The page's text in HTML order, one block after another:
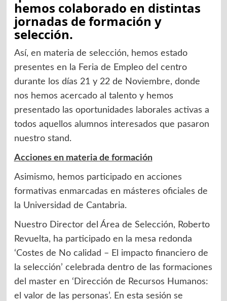
hemos colaborado en distintas
jornadas de formación y
selección.
Así, en materia de selección, hemos estado
presentes en la Feria de Empleo del centro
durante los días 21 y 22 de Noviembre, donde
nos hemos acercado al talento y hemos
presentado las oportunidades laborales activas a
todos aquellos alumnos interesados que pasaron
nuestro stand.
Acciones en materia de formación
Asimismo, hemos participado en acciones
formativas enmarcadas en másteres oficiales de
la Universidad de Cantabria.
Nuestro Director del Área de Selección, Roberto
Revuelta, ha participado en la mesa redonda
‘Costes de No calidad – El impacto financiero de
la selección’ celebrada dentro de las formaciones
del master en ‘Dirección de Recursos Humanos:
el valor de las personas’. En esta sesión se